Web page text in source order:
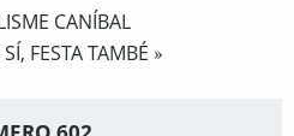
CANÍBAL
FESTA TAMBÉ »